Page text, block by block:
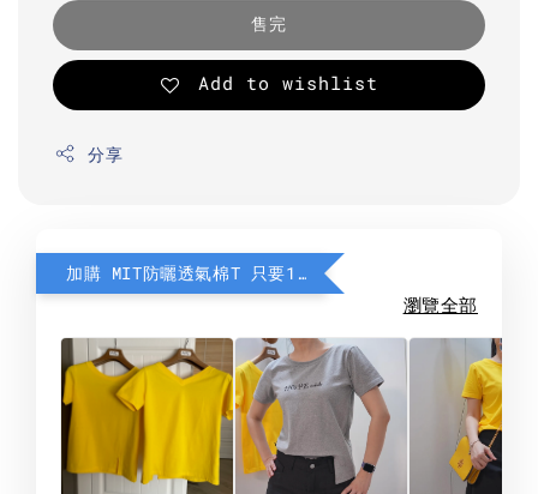
售完
Add to wishlist
分享
加購 MIT防曬透氣棉T 只要190元
瀏覽全部